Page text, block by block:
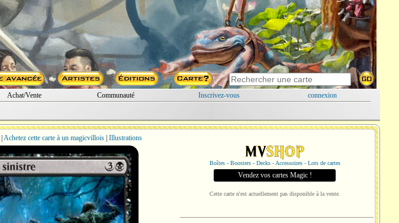
Achat/Vente Communauté Inscrivez-vous
connexion
Achetez cette carte à un magicvillois| Illustrations
Boîtes - Boosters - Decks - Accessoires - Lots de cartes
Vendez vos cartes Magic !
Cette carte n'est actuellement pas disponible à la vente.